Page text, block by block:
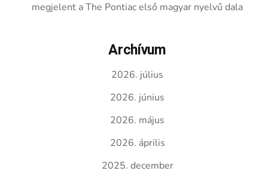
megjelent a The Pontiac első magyar nyelvű dala
Archívum
2026. július
2026. június
2026. május
2026. április
2025. december